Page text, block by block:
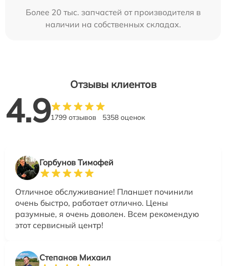
Более 20 тыс. запчастей от производителя в
наличии на собственных складах.
Отзывы клиентов
4.91799 отзывов 5358 оценок
Горбунов Тимофей
Отличное обслуживание! Планшет починили
очень быстро, работает отлично. Цены
разумные, я очень доволен. Всем рекомендую
этот сервисный центр!
Степанов Михаил